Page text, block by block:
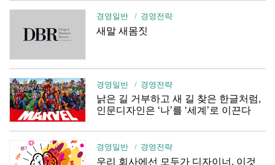
경영일반 경영전략
새말 새몸짓
경영일반 경영전략
낡은 길 거부하고 새 길 찾은 한글처럼,
인문디자인은 ‘나’를 ‘세계’로 이끈다
경영일반 경영전략
우리 회사에선 모두가 디자이너, 이것